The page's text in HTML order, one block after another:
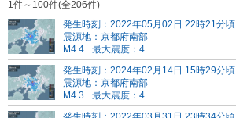
1件～100件(全206件)
発生時刻：2022年05月02日 22時21分頃
震源地：京都府南部
M4.4
最大震度：4
発生時刻：2024年02月14日 15時29分頃
震源地：京都府南部
M4.3
最大震度：4